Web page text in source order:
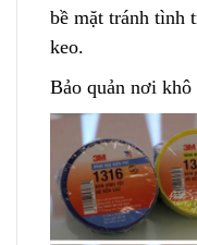
bề mặt tránh tình
keo.
Bảo quản nơi